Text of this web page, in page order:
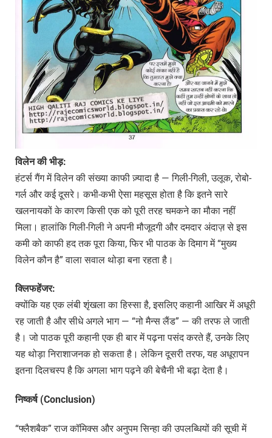
विलेन की भीड़:
हंटर्स गैंग में विलेन की संख्या काफी ज़्यादा है — गिली-गिली, उलूक, रोबो-
गर्ल और कई दूसरे। कभी-कभी ऐसा महसूस होता है कि इतने सारे
खलनायकों के कारण किसी एक को पूरी तरह चमकने का मौका नहीं
मिला। हालांकि गिली-गिली ने अपनी मौजूदगी और दमदार अंदाज़ से इस
कमी को काफी हद तक पूरा किया, फिर भी पाठक के दिमाग में “मुख्य
विलेन कौन है” वाला सवाल थोड़ा बना रहता है।
क्लिफहेंजर:
क्योंकि यह एक लंबी शृंखला का हिस्सा है, इसलिए कहानी आखिर में अधूरी
रह जाती है और सीधे अगले भाग — “नो मैन्स लैंड” — की तरफ ले जाती
है। जो पाठक पूरी कहानी एक ही बार में पढ़ना पसंद करते हैं, उनके लिए
यह थोड़ा निराशाजनक हो सकता है। लेकिन दूसरी तरफ, यह अधूरापन
इतना दिलचस्प है कि अगला भाग पढ़ने की बेचैनी भी बढ़ा देता है।
निष्कर्ष (Conclusion)
“फ्लैशबैक” राज कॉमिक्स और अनुपम सिन्हा की उपलब्धियों की सूची में